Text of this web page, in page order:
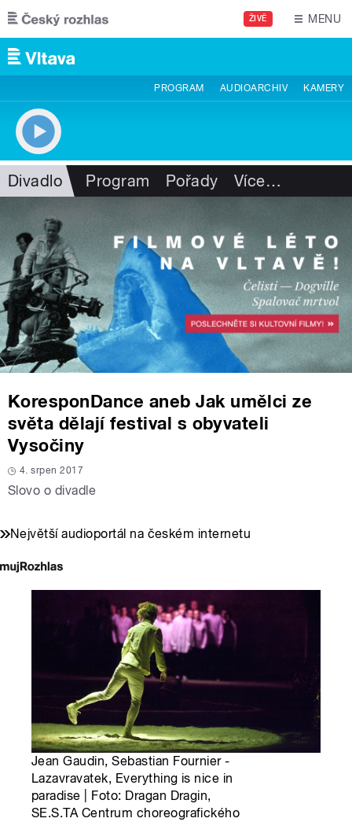
Přejít k hlavnímu obsahu
ŽIVĚ MENU
PROGRAM AUDIOARCHIV KAMERY
Divadlo Program Pořady Více…
KoresponDance aneb Jak umělci ze
světa dělají festival s obyvateli
Vysočiny
4. srpen 2017
Slovo o divadle
Největší audioportál na českém internetu
Jean Gaudin, Sebastian Fournier -
Lazavravatek, Everything is nice in
paradise | Foto: Dragan Dragin,
SE.S.TA Centrum choreografického